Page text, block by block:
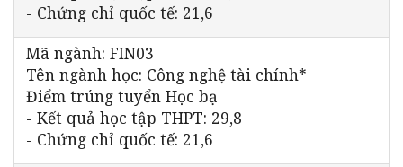
- Chứng chỉ quốc tế: 21,6
Mã ngành: FIN03
Tên ngành học: Công nghệ tài chính*
Điểm trúng tuyển Học bạ
- Kết quả học tập THPT: 29,8
- Chứng chỉ quốc tế: 21,6